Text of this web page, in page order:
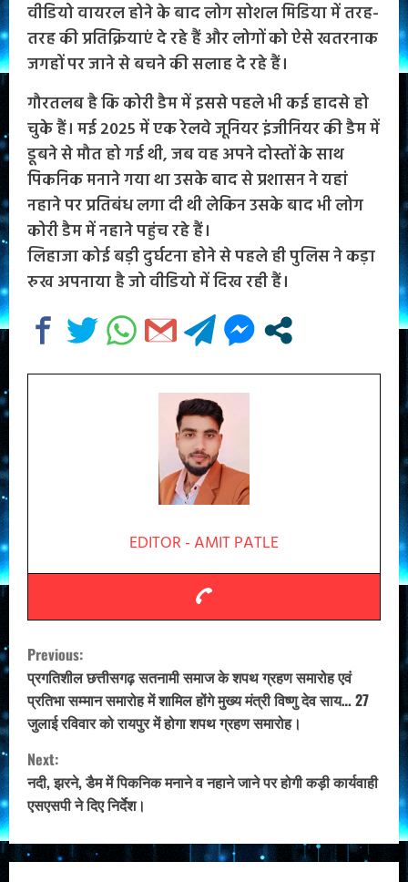
वीडियो वायरल होने के बाद लोग सोशल मिडिया में तरह-
तरह की प्रतिक्रियाएं दे रहे हैं और लोगों को ऐसे खतरनाक
जगहों पर जाने से बचने की सलाह दे रहे हैं।
गौरतलब है कि कोरी डैम में इससे पहले भी कई हादसे हो
चुके हैं। मई 2025 में एक रेलवे जूनियर इंजीनियर की डैम में
डूबने से मौत हो गई थी, जब वह अपने दोस्तों के साथ
पिकनिक मनाने गया था उसके बाद से प्रशासन ने यहां
नहाने पर प्रतिबंध लगा दी थी लेकिन उसके बाद भी लोग
कोरी डैम में नहाने पहुंच रहे हैं।
लिहाजा कोई बड़ी दुर्घटना होने से पहले ही पुलिस ने कड़ा
रुख अपनाया है जो वीडियो में दिख रही हैं।
EDITOR - AMIT PATLE
C
o
n
t
i
n
Previous:
प्रगतिशील छत्तीसगढ़ सतनामी समाज के शपथ ग्रहण समारोह एवं
प्रतिभा सम्मान समारोह में शामिल होंगे मुख्य मंत्री विष्णु देव साय… 27
जुलाई रविवार को रायपुर में होगा शपथ ग्रहण समारोह।
Next:
नदी, झरने, डैम में पिकनिक मनाने व नहाने जाने पर होगी कड़ी कार्यवाही
एसएसपी ने दिए निर्देश।